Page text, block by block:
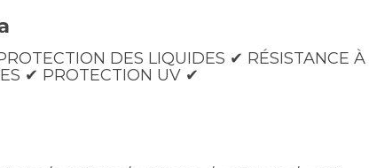
DES LIQUIDES ✔︎ RÉSISTANCE À
✔︎ PROTECTION UV ✔︎